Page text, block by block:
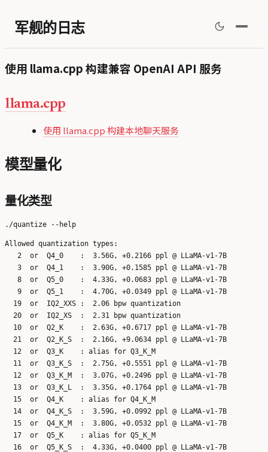
军舰的日志
使用 llama.cpp 构建兼容 OpenAI API 服务
llama.cpp
使用 llama.cpp 构建本地聊天服务
模型量化
量化类型
Allowed quantization types:
   2  or  Q4_0    :  3.56G, +0.2166 ppl @ LLaMA-v1-7B
   3  or  Q4_1    :  3.90G, +0.1585 ppl @ LLaMA-v1-7B
   8  or  Q5_0    :  4.33G, +0.0683 ppl @ LLaMA-v1-7B
   9  or  Q5_1    :  4.70G, +0.0349 ppl @ LLaMA-v1-7B
  19  or  IQ2_XXS :  2.06 bpw quantization
  20  or  IQ2_XS  :  2.31 bpw quantization
  10  or  Q2_K    :  2.63G, +0.6717 ppl @ LLaMA-v1-7B
  21  or  Q2_K_S  :  2.16G, +9.0634 ppl @ LLaMA-v1-7B
  12  or  Q3_K    : alias for Q3_K_M
  11  or  Q3_K_S  :  2.75G, +0.5551 ppl @ LLaMA-v1-7B
  12  or  Q3_K_M  :  3.07G, +0.2496 ppl @ LLaMA-v1-7B
  13  or  Q3_K_L  :  3.35G, +0.1764 ppl @ LLaMA-v1-7B
  15  or  Q4_K    : alias for Q4_K_M
  14  or  Q4_K_S  :  3.59G, +0.0992 ppl @ LLaMA-v1-7B
  15  or  Q4_K_M  :  3.80G, +0.0532 ppl @ LLaMA-v1-7B
  17  or  Q5_K    : alias for Q5_K_M
  16  or  Q5_K_S  :  4.33G, +0.0400 ppl @ LLaMA-v1-7B